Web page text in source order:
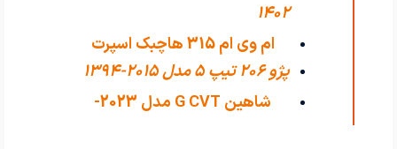
1402
ام وی ام 315 هاچبک اسپرت
اکسلنت مدل
پژو 206 تیپ ۵ مدل 2015-1394
شاهین G CVT مدل 2023-